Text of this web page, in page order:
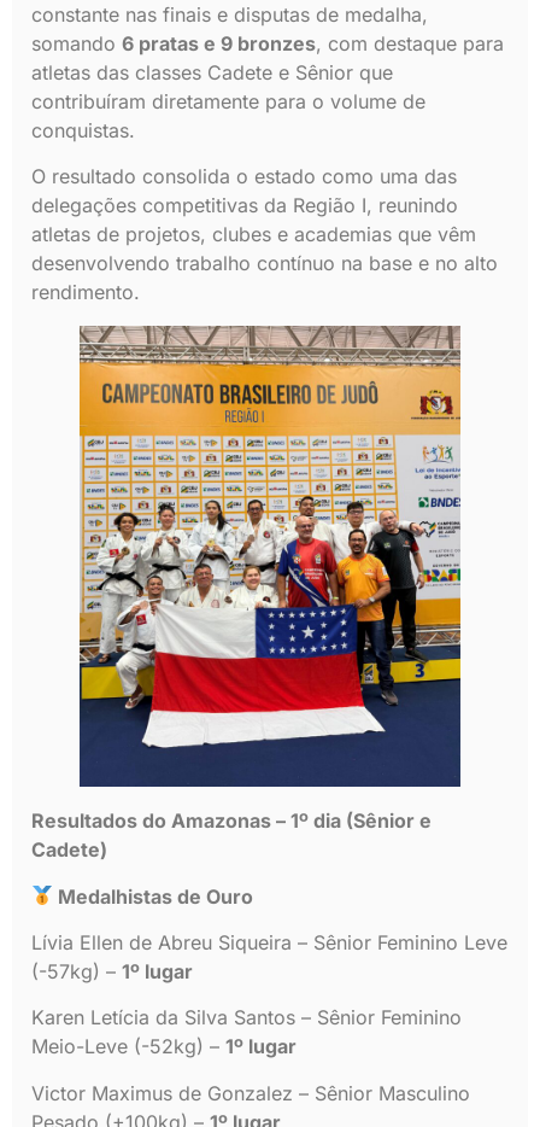
constante nas finais e disputas de medalha,
somando 6 pratas e 9 bronzes, com destaque para
atletas das classes Cadete e Sênior que
contribuíram diretamente para o volume de
conquistas.
O resultado consolida o estado como uma das
delegações competitivas da Região I, reunindo
atletas de projetos, clubes e academias que vêm
desenvolvendo trabalho contínuo na base e no alto
rendimento.
Resultados do Amazonas – 1º dia (Sênior e
Cadete)
Medalhistas de Ouro
Lívia Ellen de Abreu Siqueira – Sênior Feminino Leve
(-57kg) – 1º lugar
Karen Letícia da Silva Santos – Sênior Feminino
Meio-Leve (-52kg) – 1º lugar
Victor Maximus de Gonzalez – Sênior Masculino
Pesado (+100kg) – 1º lugar